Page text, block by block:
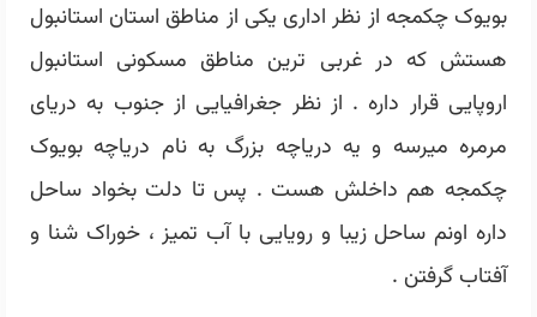
بویوک چکمجه از نظر اداری یکی از مناطق استان استانبول
هستش که در غربی ترین مناطق مسکونی استانبول
اروپایی قرار داره . از نظر جغرافیایی از جنوب به دریای
مرمره میرسه و یه دریاچه بزرگ به نام دریاچه بویوک
چکمجه هم داخلش هست . پس تا دلت بخواد ساحل
داره اونم ساحل زیبا و رویایی با آب تمیز ، خوراک شنا و
آفتاب گرفتن .